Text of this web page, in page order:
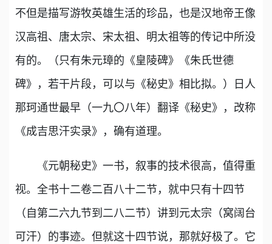
不但是描写游牧英雄生活的珍品，也是汉地帝王像
汉高祖、唐太宗、宋太祖、明太祖等的传记中所没
有的。（只有朱元璋的《皇陵碑》《朱氏世德
碑》，若干片段，可以与《秘史》相比拟。）日人
那珂通世最早（一九〇八年）翻译《秘史》，改称
《成吉思汗实录》，确有道理。
《元朝秘史》一书，叙事的技术很高，值得重
视。全书十二卷二百八十二节，就中只有十四节
（自第二六九节到二八二节）讲到元太宗（窝阔台
可汗）的事迹。但就这十四节说，那就好极了。它